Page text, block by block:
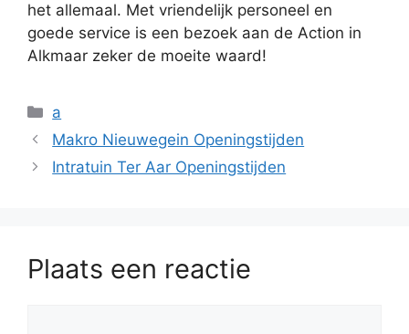
het allemaal. Met vriendelijk personeel en
goede service is een bezoek aan de Action in
Alkmaar zeker de moeite waard!
Categorieën
a
Makro Nieuwegein Openingstijden
Intratuin Ter Aar Openingstijden
Plaats een reactie